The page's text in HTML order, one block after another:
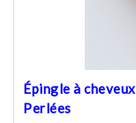
Épingle à
Perlées